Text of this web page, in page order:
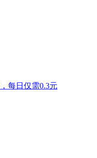
每日仅需0.3元